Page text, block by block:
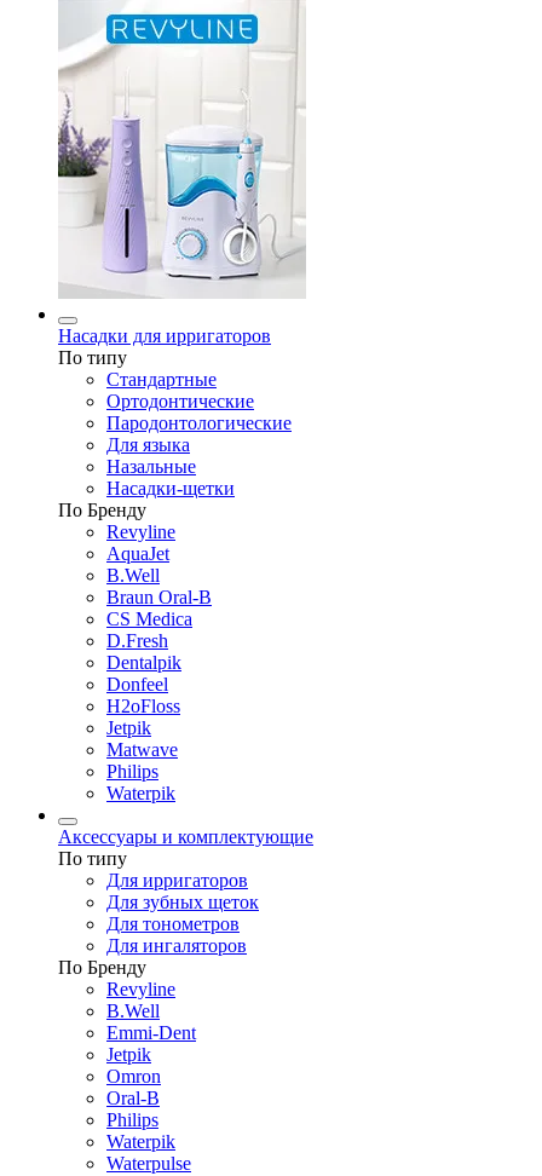
Насадки для ирригаторов
По типу
Стандартные
Ортодонтические
Пародонтологические
Для языка
Назальные
Насадки-щетки
По Бренду
Revyline
AquaJet
B.Well
Braun Oral-B
CS Medica
D.Fresh
Dentalpik
Donfeel
H2oFloss
Jetpik
Matwave
Philips
Waterpik
Аксессуары и комплектующие
По типу
Для ирригаторов
Для зубных щеток
Для тонометров
Для ингаляторов
По Бренду
Revyline
B.Well
Emmi-Dent
Jetpik
Omron
Oral-B
Philips
Waterpik
Waterpulse